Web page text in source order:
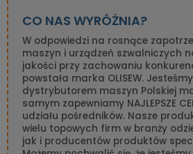
CO NAS WYRÓŻNIA?
W odpowiedzi na rosnące
maszyn i urządzeń szwalniczych
jakości przy zachowaniu
powstała marka OLISEW.
dystrybutorem maszyn Polskiej
samym zapewniamy NAJLEPSZE
udziału pośredników. Nasze
wielu topowych firm w branży
jak i producentów produktów